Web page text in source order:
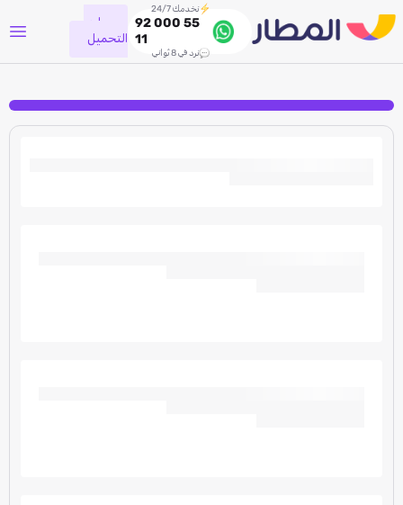
نخدمك 24/7
92 000 55
11
نرد في 8 ثواني
جاري
التحميل